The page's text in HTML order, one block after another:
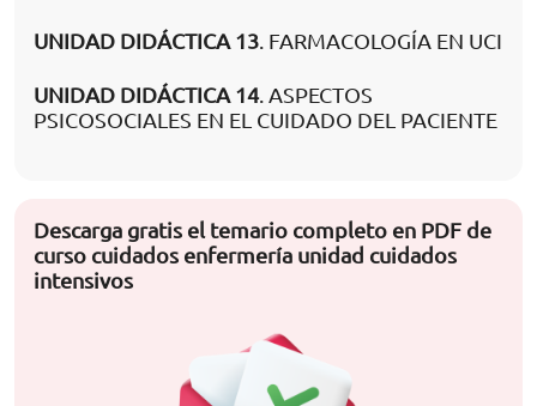
UNIDAD DIDÁCTICA 13. FARMACOLOGÍA EN UCI
UNIDAD DIDÁCTICA 14. ASPECTOS
PSICOSOCIALES EN EL CUIDADO DEL PACIENTE
Descarga gratis el temario completo en PDF de
curso cuidados enfermería unidad cuidados
intensivos